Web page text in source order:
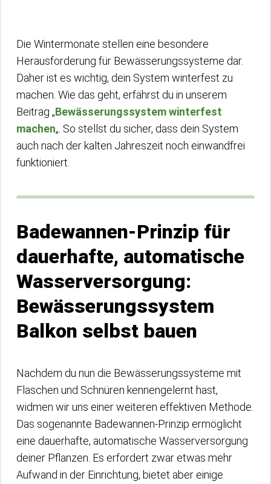
Die Wintermonate stellen eine besondere
Herausforderung für Bewässerungssysteme dar.
Daher ist es wichtig, dein System winterfest zu
machen. Wie das geht, erfährst du in unserem
Beitrag „Bewässerungssystem winterfest
machen„. So stellst du sicher, dass dein System
auch nach der kalten Jahreszeit noch einwandfrei
funktioniert.
Badewannen-Prinzip für
dauerhafte, automatische
Wasserversorgung:
Bewässerungssystem
Balkon selbst bauen
Nachdem du nun die Bewässerungssysteme mit
Flaschen und Schnüren kennengelernt hast,
widmen wir uns einer weiteren effektiven Methode.
Das sogenannte Badewannen-Prinzip ermöglicht
eine dauerhafte, automatische Wasserversorgung
deiner Pflanzen. Es erfordert zwar etwas mehr
Aufwand in der Einrichtung, bietet aber einige